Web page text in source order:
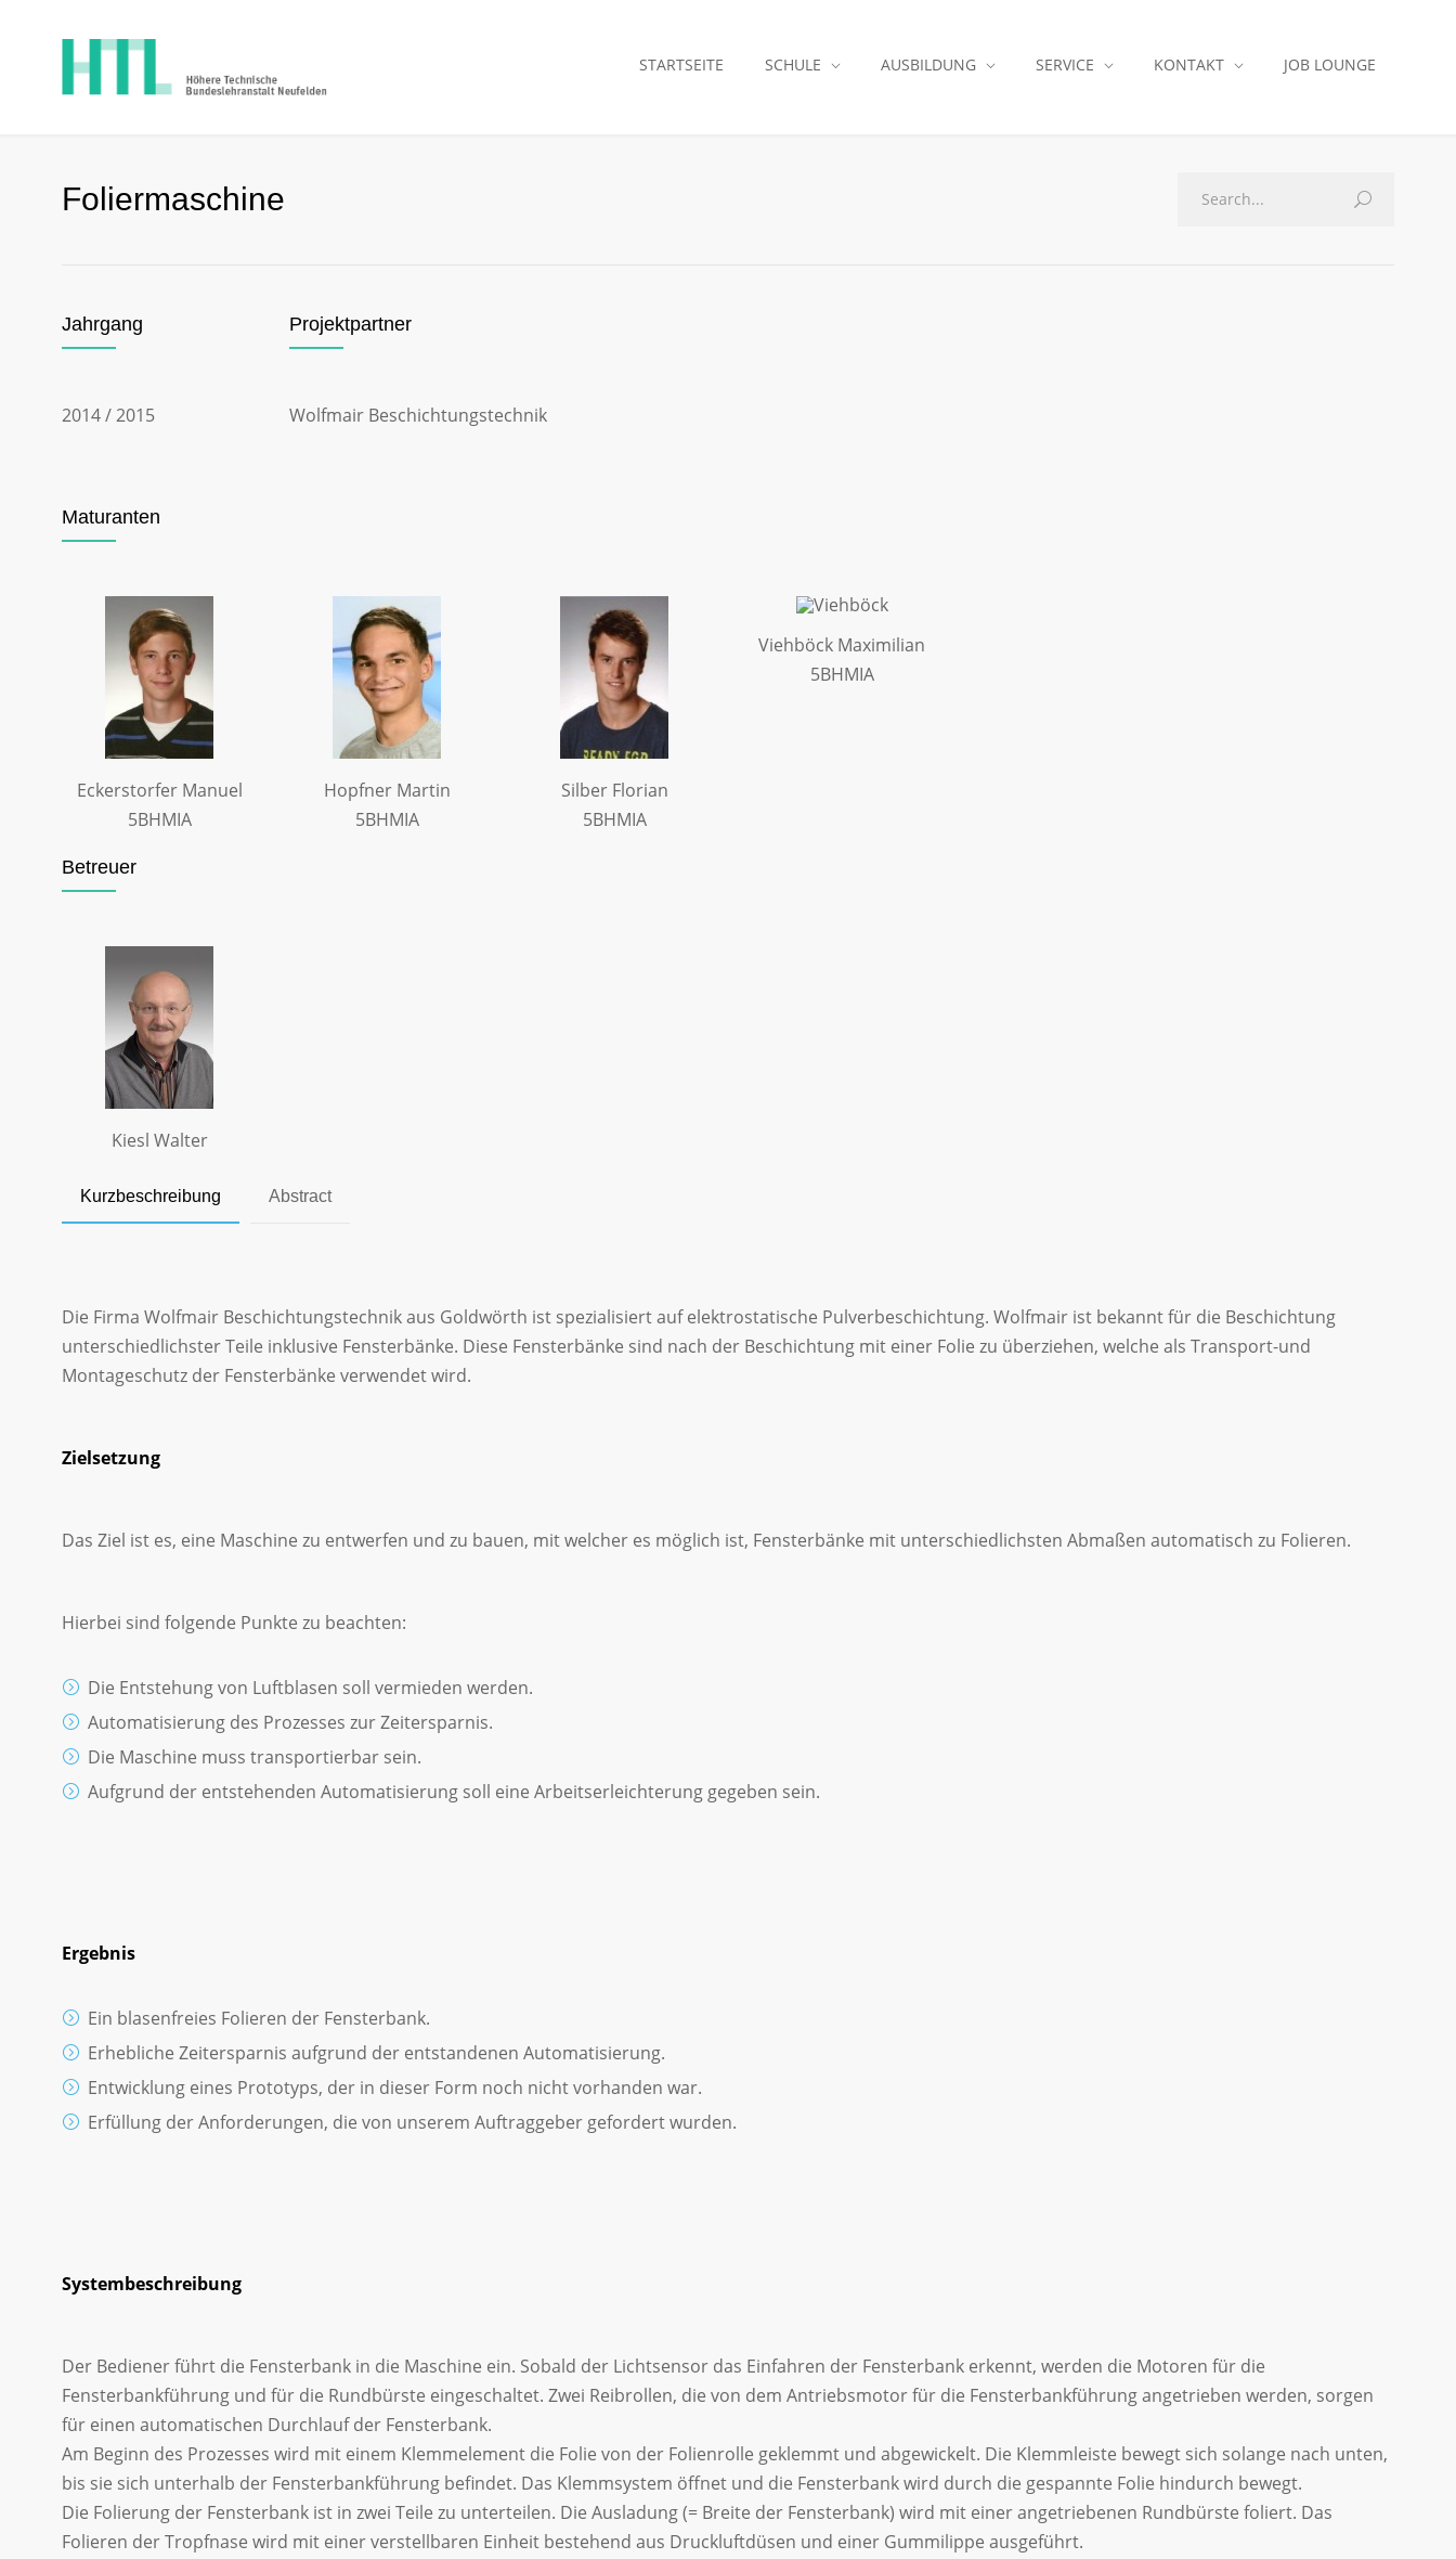
STARTSEITE SCHULE AUSBILDUNG SERVICE KONTAKT JOB LOUNGE
Foliermaschine
Jahrgang
2014 / 2015
Projektpartner
Wolfmair Beschichtungstechnik
Maturanten
Eckerstorfer Manuel
5BHMIA
Hopfner Martin
5BHMIA
Silber Florian
5BHMIA
Viehböck Maximilian
5BHMIA
Betreuer
Kiesl Walter
Kurzbeschreibung Abstract
Die Firma Wolfmair Beschichtungstechnik aus Goldwörth ist spezialisiert auf elektrostatische Pulverbeschichtung. Wolfmair ist bekannt für die Beschichtung
unterschiedlichster Teile inklusive Fensterbänke. Diese Fensterbänke sind nach der Beschichtung mit einer Folie zu überziehen, welche als Transport-und
Montageschutz der Fensterbänke verwendet wird.
Zielsetzung
Das Ziel ist es, eine Maschine zu entwerfen und zu bauen, mit welcher es möglich ist, Fensterbänke mit unterschiedlichsten Abmaßen automatisch zu Folieren.
Hierbei sind folgende Punkte zu beachten:
Die Entstehung von Luftblasen soll vermieden werden.
Automatisierung des Prozesses zur Zeitersparnis.
Die Maschine muss transportierbar sein.
Aufgrund der entstehenden Automatisierung soll eine Arbeitserleichterung gegeben sein.
Ergebnis
Ein blasenfreies Folieren der Fensterbank.
Erhebliche Zeitersparnis aufgrund der entstandenen Automatisierung.
Entwicklung eines Prototyps, der in dieser Form noch nicht vorhanden war.
Erfüllung der Anforderungen, die von unserem Auftraggeber gefordert wurden.
Systembeschreibung
Der Bediener führt die Fensterbank in die Maschine ein. Sobald der Lichtsensor das Einfahren der Fensterbank erkennt, werden die Motoren für die
Fensterbankführung und für die Rundbürste eingeschaltet. Zwei Reibrollen, die von dem Antriebsmotor für die Fensterbankführung angetrieben werden, sorgen
für einen automatischen Durchlauf der Fensterbank.
Am Beginn des Prozesses wird mit einem Klemmelement die Folie von der Folienrolle geklemmt und abgewickelt. Die Klemmleiste bewegt sich solange nach unten,
bis sie sich unterhalb der Fensterbankführung befindet. Das Klemmsystem öffnet und die Fensterbank wird durch die gespannte Folie hindurch bewegt.
Die Folierung der Fensterbank ist in zwei Teile zu unterteilen. Die Ausladung (= Breite der Fensterbank) wird mit einer angetriebenen Rundbürste foliert. Das
Folieren der Tropfnase wird mit einer verstellbaren Einheit bestehend aus Druckluftdüsen und einer Gummilippe ausgeführt.